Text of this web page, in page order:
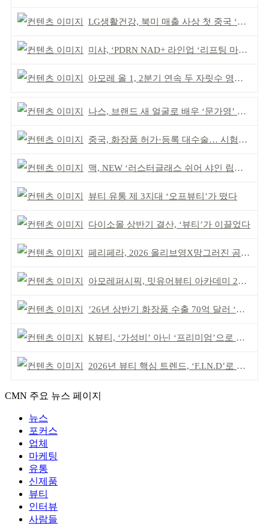
LG생활건강, 북미 매출 사상 첫 중국 ‘추월’
미샤, ‘PDRN NAD+ 라인업 ‘리프팅 마스크’ 출시
아모레 올 1, 2분기 연속 두 자릿수 영업이익률 기록
나스, 브랜드 새 얼굴로 배우 ‘문가영’ 발탁
중국, 화장품 허가·등록 대수술… 시험자료 공용 허용
맥, NEW ‘러스터글래스 쉬어 샤인 립스틱’ 출시
뷰티 유통 제 3지대 ‘오프뷰티’가 떴다
다이소몰 상반기 결산, ‘뷰티’가 이끌었다
페리페라, 2026 올리브영X망그러진 곰 콜라보
아모레퍼시픽, 밋유어뷰티 아카데미 2기 발대식
’26년 상반기 화장품 수출 70억 달러 ‘역대 최고’
K뷰티, ‘가성비’ 아닌 ‘프리미엄’으로 승부걸어야
2026년 뷰티 핵심 트렌드, ‘F.I.N.D’로 읽는다
CMN 주요 뉴스 페이지
뉴스
포커스
업체
마케팅
유통
신제품
뷰티
인터뷰
사람들